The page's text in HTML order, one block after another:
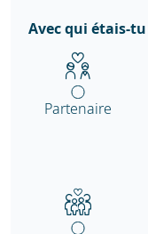
Avec qui étais-
Partenaire